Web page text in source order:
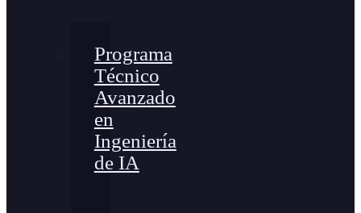
Programa
Técnico
Avanzado
en
Ingeniería
de IA